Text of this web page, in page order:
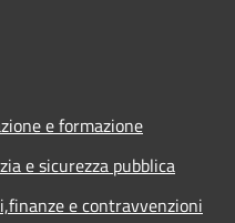
e formazione
e sicurezza pubblica
e contravvenzioni